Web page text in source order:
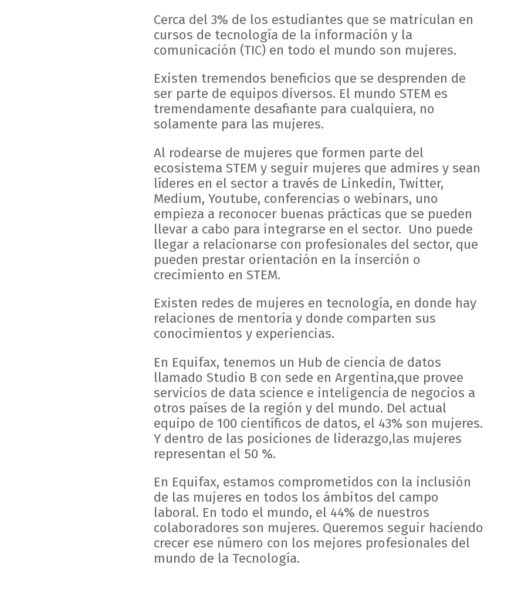
Cerca del 3% de los estudiantes que se matriculan en
cursos de tecnología de la información y la
comunicación (TIC) en todo el mundo son mujeres.
Existen tremendos beneficios que se desprenden de
ser parte de equipos diversos. El mundo STEM es
tremendamente desafiante para cualquiera, no
solamente para las mujeres.
Al rodearse de mujeres que formen parte del
ecosistema STEM y seguir mujeres que admires y sean
líderes en el sector a través de Linkedin, Twitter,
Medium, Youtube, conferencias o webinars, uno
empieza a reconocer buenas prácticas que se pueden
llevar a cabo para integrarse en el sector. Uno puede
llegar a relacionarse con profesionales del sector, que
pueden prestar orientación en la inserción o
crecimiento en STEM.
Existen redes de mujeres en tecnología, en donde hay
relaciones de mentoría y donde comparten sus
conocimientos y experiencias.
En Equifax, tenemos un Hub de ciencia de datos
llamado Studio B con sede en Argentina,que provee
servicios de data science e inteligencia de negocios a
otros países de la región y del mundo. Del actual
equipo de 100 científicos de datos, el 43% son mujeres.
Y dentro de las posiciones de liderazgo,las mujeres
representan el 50 %.
En Equifax, estamos comprometidos con la inclusión
de las mujeres en todos los ámbitos del campo
laboral. En todo el mundo, el 44% de nuestros
colaboradores son mujeres. Queremos seguir haciendo
crecer ese número con los mejores profesionales del
mundo de la Tecnología.